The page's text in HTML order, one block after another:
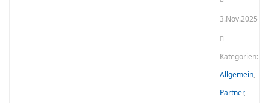
3.Nov.2025
Kategorien:
Allgemein,
Partner,